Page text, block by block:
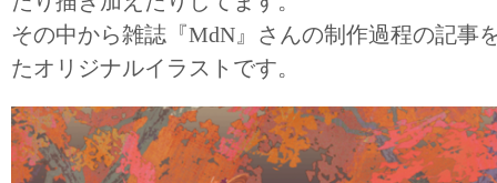
その中から雑誌『MdN』さんの制作過程の記事
たオリジナルイラストです。